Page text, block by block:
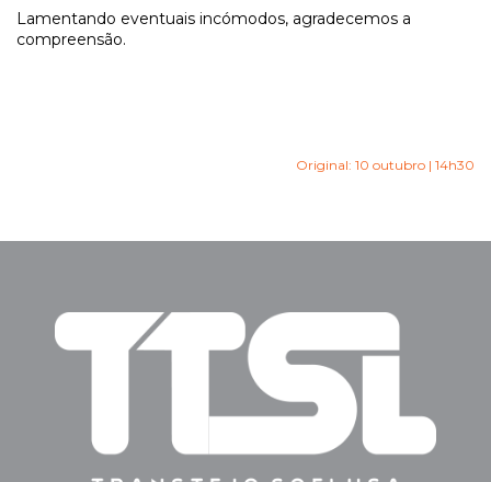
Lamentando eventuais incómodos, agradecemos a
compreensão.
Original: 10 outubro | 14h30